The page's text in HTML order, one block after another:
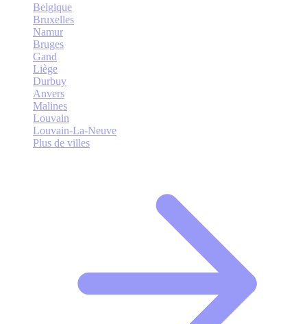
Belgique
Bruxelles
Namur
Bruges
Gand
Liège
Durbuy
Anvers
Malines
Louvain
Louvain-La-Neuve
Plus de villes